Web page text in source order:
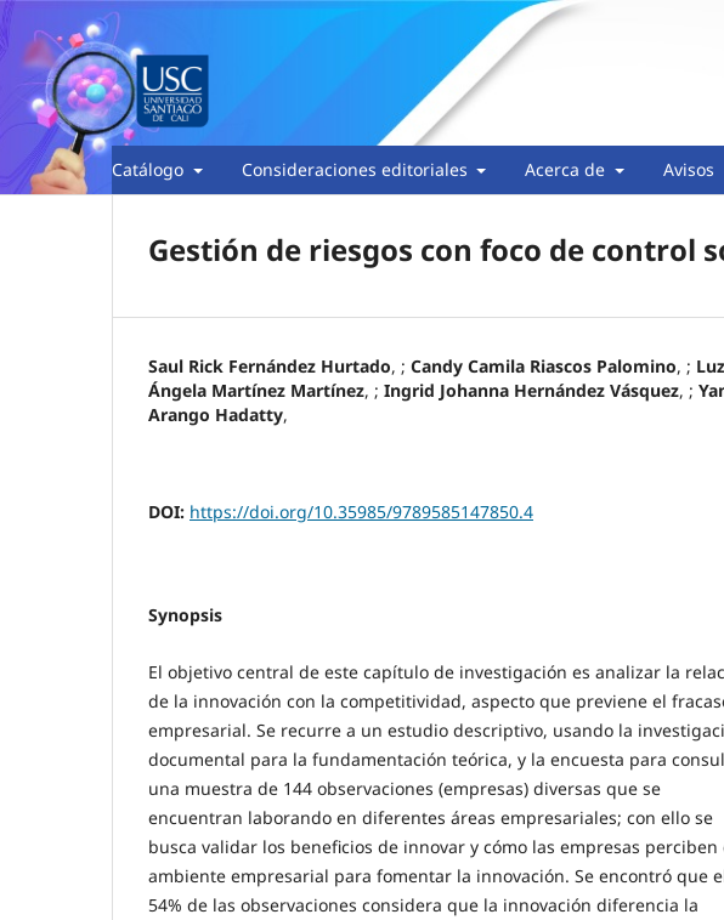
Catálogo Consideraciones editoriales Acerca de Avisos
Gestión de riesgos con foco de control
Saul Rick Fernández Hurtado, ; Candy Camila Riascos Palomino, ; Luz
Ángela Martínez Martínez, ; Ingrid Johanna Hernández Vásquez, ;
Arango Hadatty,
DOI: https://doi.org/10.35985/9789585147850.4
Synopsis
El objetivo central de este capítulo de investigación es analizar la
de la innovación con la competitividad, aspecto que previene el
empresarial. Se recurre a un estudio descriptivo, usando la
documental para la fundamentación teórica, y la encuesta para
una muestra de 144 observaciones (empresas) diversas que se
encuentran laborando en diferentes áreas empresariales; con ello se
busca validar los beneficios de innovar y cómo las empresas perciben
ambiente empresarial para fomentar la innovación. Se encontró que
54% de las observaciones considera que la innovación diferencia la